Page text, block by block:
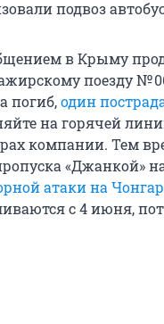
подвоз
в Крыму
поезду №
погиб,один
на горячей
компании. Тем
«Джанкой»
атаки на
с 4 июня,